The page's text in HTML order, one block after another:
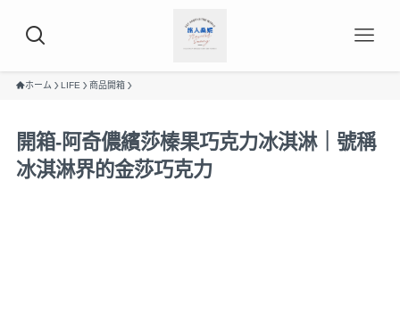
ホーム LIFE 商品開箱
開箱-阿奇儂繽莎榛果巧克力冰淇淋｜號稱
冰淇淋界的金莎巧克力